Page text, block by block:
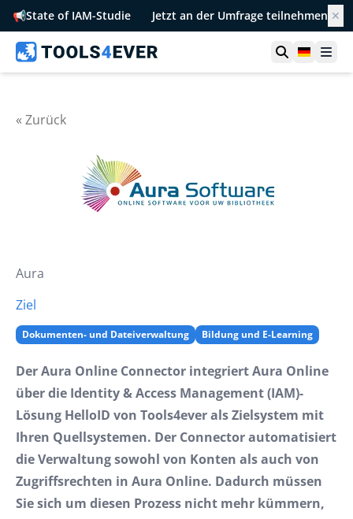
📢State of IAM-Studie Jetzt an der Umfrage teilnehmen ✕
Suche
« Zurück
Aura
Ziel
Dokumenten- und Dateiverwaltung Bildung und E-Learning
Der Aura Online Connector integriert Aura Online
über die Identity & Access Management (IAM)-
Lösung HelloID von Tools4ever als Zielsystem mit
Ihren Quellsystemen. Der Connector automatisiert
die Verwaltung sowohl von Konten als auch von
Zugriffsrechten in Aura Online. Dadurch müssen
Sie sich um diesen Prozess nicht mehr kümmern,